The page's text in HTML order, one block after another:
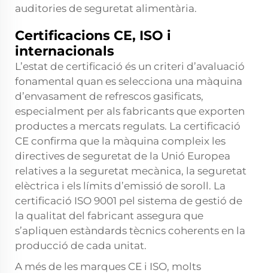
auditories de seguretat alimentària.
Certificacions CE, ISO i
internacionals
L’estat de certificació és un criteri d’avaluació
fonamental quan es selecciona una màquina
d’envasament de refrescos gasificats,
especialment per als fabricants que exporten
productes a mercats regulats. La certificació
CE confirma que la màquina compleix les
directives de seguretat de la Unió Europea
relatives a la seguretat mecànica, la seguretat
elèctrica i els límits d’emissió de soroll. La
certificació ISO 9001 pel sistema de gestió de
la qualitat del fabricant assegura que
s’apliquen estàndards tècnics coherents en la
producció de cada unitat.
A més de les marques CE i ISO, molts